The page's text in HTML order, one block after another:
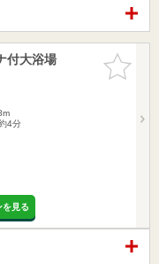
お気に入
りに追加
付大浴場
4分
を見る